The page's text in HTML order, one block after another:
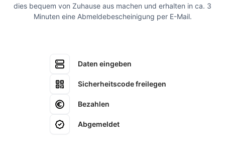
dies bequem von Zuhause aus machen und erhalten in ca. 3
Minuten eine Abmeldebescheinigung per E-Mail.
Daten eingeben
Sicherheitscode freilegen
Bezahlen
Abgemeldet